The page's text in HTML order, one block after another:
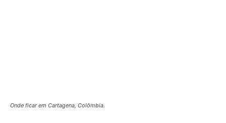
Onde ficar em Cartagena, Colômbia.